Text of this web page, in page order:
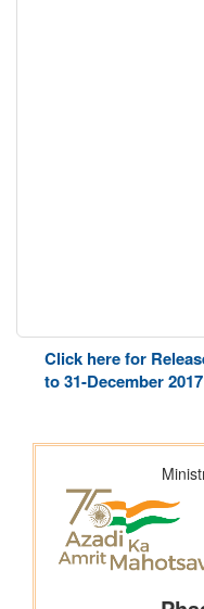
Click here for
to 31-December 2017